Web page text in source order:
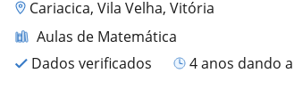
Cariacica, Vila Velha, Vitória
Aulas de Matemática
Dados verificados
4 anos dando